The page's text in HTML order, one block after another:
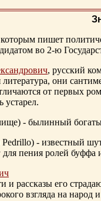
пишет
во 2-ю
, русский
литература, они
от первых
устарел.
- былинный
- известный
пения ролей буффа
рассказы его
взгляда на